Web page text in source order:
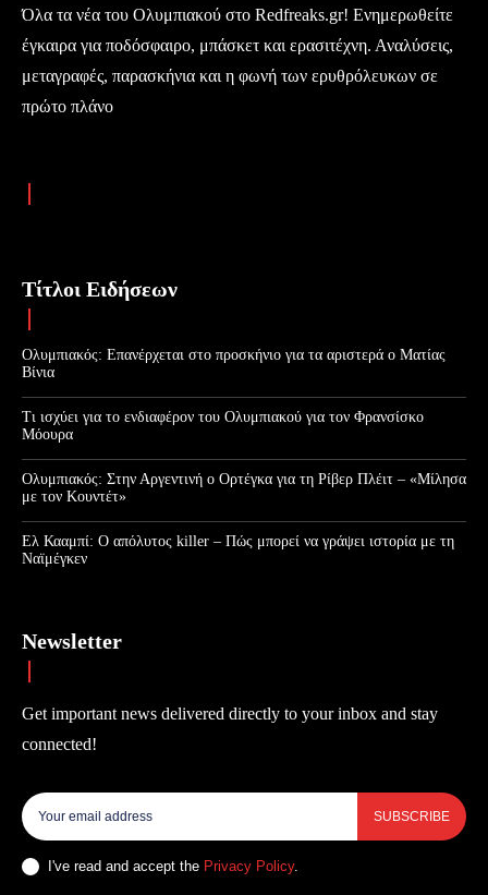
Όλα τα νέα του Ολυμπιακού στο Redfreaks.gr! Ενημερωθείτε
έγκαιρα για ποδόσφαιρο, μπάσκετ και ερασιτέχνη. Αναλύσεις,
μεταγραφές, παρασκήνια και η φωνή των ερυθρόλευκων σε
πρώτο πλάνο
Τίτλοι Ειδήσεων
Ολυμπιακός: Επανέρχεται στο προσκήνιο για τα αριστερά ο Ματίας
Βίνια
Τι ισχύει για το ενδιαφέρον του Ολυμπιακού για τον Φρανσίσκο
Μόουρα
Ολυμπιακός: Στην Αργεντινή ο Ορτέγκα για τη Ρίβερ Πλέιτ – «Μίλησα
με τον Κουντέτ»
Ελ Κααμπί: Ο απόλυτος killer – Πώς μπορεί να γράψει ιστορία με τη
Ναϊμέγκεν
Newsletter
Get important news delivered directly to your inbox and stay
connected!
SUBSCRIBE
I've read and accept the Privacy Policy.